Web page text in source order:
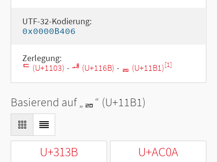
UTF-32-Kodierung:
0x0000B406
Zerlegung:
ᄃ (U+1103) - ᅫ (U+116B) - ᆱ (U+11B1)[1]
Basierend auf „ᆱ“ (U+11B1)
U+313B U+AC0A